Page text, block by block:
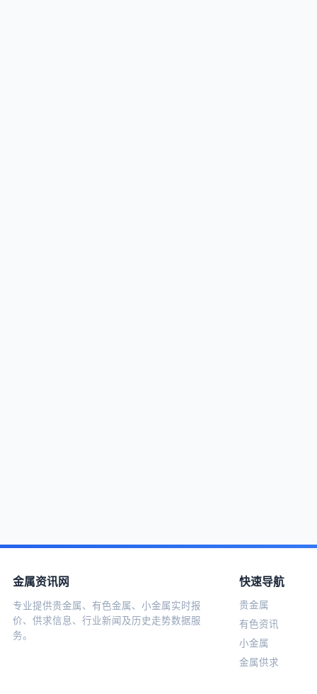
金属资讯网
专业提供贵金属、有色金属、小金属实时报
价、供求信息、行业新闻及历史走势数据服
务。
快速导航
贵金属
有色资讯
小金属
金属供求